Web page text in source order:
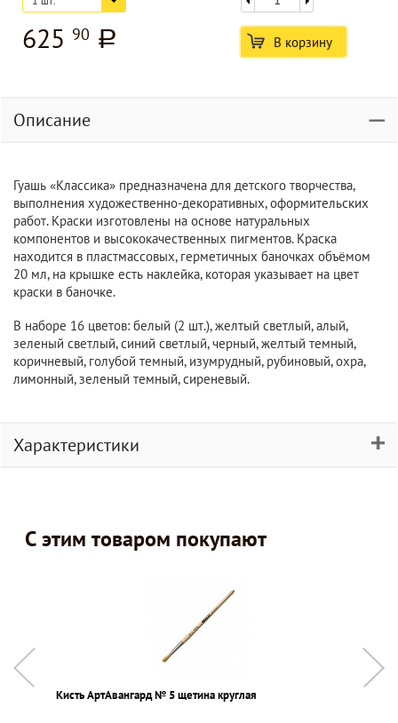
625 90 a В корзину
Описание
Гуашь «Классика» предназначена для детского творчества,
выполнения художественно-декоративных, оформительских
работ. Краски изготовлены на основе натуральных
компонентов и высококачественных пигментов. Краска
находится в пластмассовых, герметичных баночках объёмом
20 мл, на крышке есть наклейка, которая указывает на цвет
краски в баночке.
В наборе 16 цветов: белый (2 шт.), желтый светлый, алый,
зеленый светлый, синий светлый, черный, желтый темный,
коричневый, голубой темный, изумрудный, рубиновый, охра,
лимонный, зеленый темный, сиреневый.
Характеристики
С этим товаром покупают
Кисть АртАвангард № 5 щетина круглая